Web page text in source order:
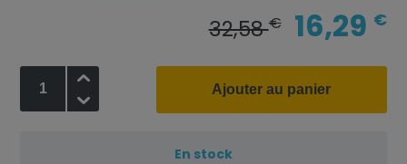
32,58€ 16,29 €
Ajouter au panier
En stock